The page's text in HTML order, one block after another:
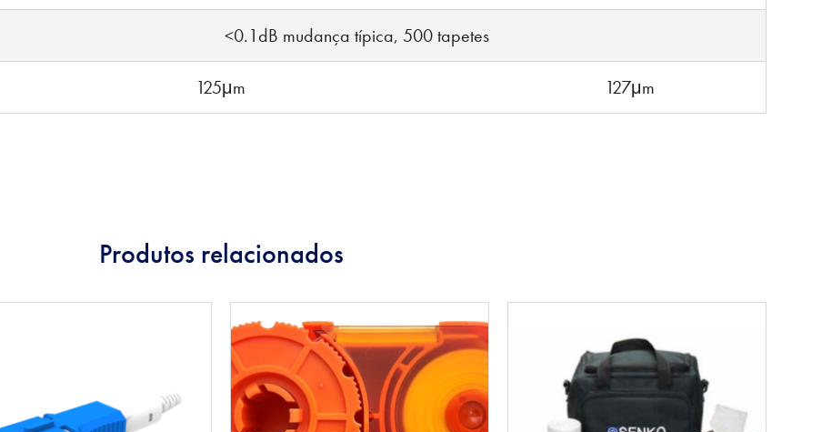
<0.1dB mudança típica, 500 tapetes
125μm 127μm
Produtos relacionados